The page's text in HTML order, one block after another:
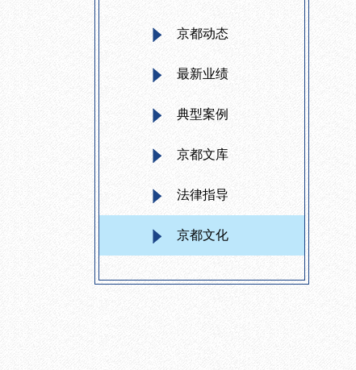
京都动态
最新业绩
典型案例
京都文库
法律指导
京都文化